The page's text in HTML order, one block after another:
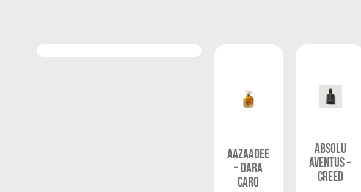
Aazaadee
– Dara
Caro
Absolu
Aventus –
Creed